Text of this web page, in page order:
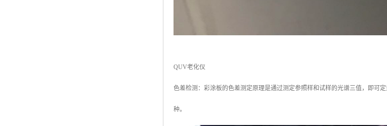
QUV老化仪
色差检测：彩涂板的色差测定原理是通过测定参照样和试样的光谱三值，即可
种。